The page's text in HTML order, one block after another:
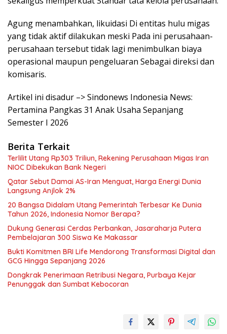
Agung menambahkan, likuidasi Di entitas hulu migas
yang tidak aktif dilakukan meski Pada ini perusahaan-
perusahaan tersebut tidak lagi menimbulkan biaya
operasional maupun pengeluaran Sebagai direksi dan
komisaris.
Artikel ini disadur –> Sindonews Indonesia News:
Pertamina Pangkas 31 Anak Usaha Sepanjang
Semester I 2026
Berita Terkait
Terlilit Utang Rp303 Triliun, Rekening Perusahaan Migas Iran
NIOC Dibekukan Bank Negeri
Qatar Sebut Damai AS-Iran Menguat, Harga Energi Dunia
Langsung Anjlok 2%
20 Bangsa Didalam Utang Pemerintah Terbesar Ke Dunia
Tahun 2026, Indonesia Nomor Berapa?
Dukung Generasi Cerdas Perbankan, Jasaraharja Putera
Pembelajaran 300 Siswa Ke Makassar
Bukti Komitmen BRI Life Mendorong Transformasi Digital dan
GCG Hingga Sepanjang 2026
Dongkrak Penerimaan Retribusi Negara, Purbaya Kejar
Penunggak dan Sumbat Kebocoran